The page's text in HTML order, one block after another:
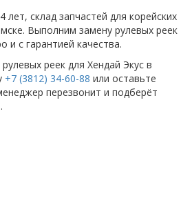
склад запчастей для корейских
Выполним замену рулевых реек
и с гарантией качества.
реек для Хендай Экус в
+7 (3812) 34-60-88 или оставьте
перезвонит и подберёт